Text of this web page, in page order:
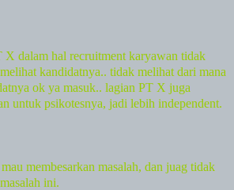
X dalam hal recruitment karyawan tidak
kandidatnya.. tidak melihat dari mana
ok ya masuk.. lagian PT X juga
untuk psikotesnya, jadi lebih independent.
membesarkan masalah, dan juag tidak
ini.